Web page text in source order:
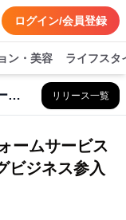
ログイン/会員登録
ン・美容 ライフスタ
株式会社スカイアーチネットワークス リリース一覧
ームサービス
ジネス参入